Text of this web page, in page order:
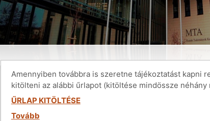
Amennyiben továbbra is szeretne tájékoztatást kapni
kitölteni az alábbi űrlapot (kitöltése mindössze
ŰRLAP KITÖLTÉSE
Tovább